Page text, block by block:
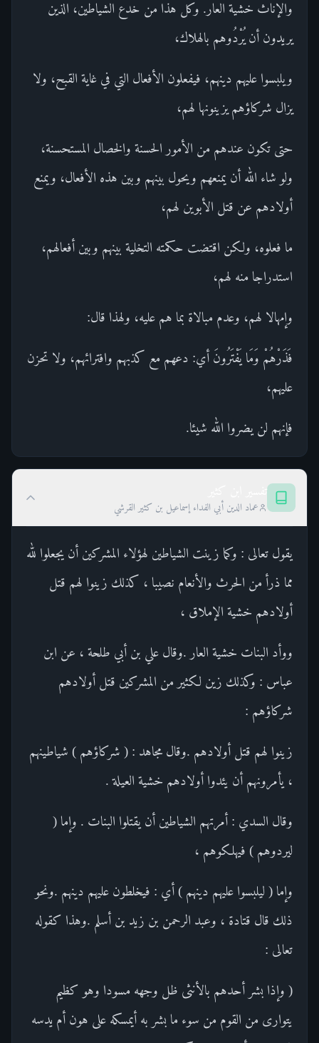
والإناث خشية العار. وكل هذا من خدع الشياطين، الذين
يريدون أن يُرْدُوهم بالهلاك،
ويلبسوا عليهم دينهم، فيفعلون الأفعال التي في غاية القبح، ولا
يزال شركاؤهم يزينونها لهم،
حتى تكون عندهم من الأمور الحسنة والخصال المستحسنة،
ولو شاء الله أن يمنعهم ويحول بينهم وبين هذه الأفعال، ويمنع
أولادهم عن قتل الأبوين لهم،
ما فعلوه، ولكن اقتضت حكمته التخلية بينهم وبين أفعالهم،
استدراجا منه لهم،
وإمهالا لهم، وعدم مبالاة بما هم عليه، ولهذا قال:
فَذَرْهُمْ وَمَا يَفْتَرُونَ أي: دعهم مع كذبهم وافترائهم، ولا تحزن
عليهم،
فإنهم لن يضروا الله شيئا.
عماد الدين أبي الفداء إسماعيل بن كثير القرشي
يقول تعالى : وكما زينت الشياطين لهؤلاء المشركين أن يجعلوا لله
مما ذرأ من الحرث والأنعام نصيبا ، كذلك زينوا لهم قتل
أولادهم خشية الإملاق ،
ووأد البنات خشية العار .وقال علي بن أبي طلحة ، عن ابن
عباس : وكذلك زين لكثير من المشركين قتل أولادهم
شركاؤهم :
زينوا لهم قتل أولادهم .وقال مجاهد : ( شركاؤهم ) شياطينهم
، يأمرونهم أن يئدوا أولادهم خشية العيلة .
وقال السدي : أمرتهم الشياطين أن يقتلوا البنات . وإما (
ليردوهم ) فيهلكوهم ،
وإما ( ليلبسوا عليهم دينهم ) أي : فيخلطون عليهم دينهم .ونحو
ذلك قال قتادة ، وعبد الرحمن بن زيد بن أسلم .وهذا كقوله
تعالى :
( وإذا بشر أحدهم بالأنثى ظل وجهه مسودا وهو كظيم
يتوارى من القوم من سوء ما بشر به أيمسكه على هون أم يدسه